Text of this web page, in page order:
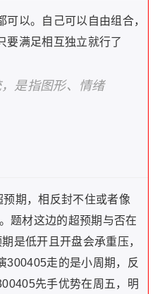
以。自己可以自由组合，
要满足相互独立就行了
是指图形、情绪
期，相反封不住或者像
题材这边的超预期与否在
是低开且开盘会承重压，
300405走的是小周期，反
先手优势在周五，明